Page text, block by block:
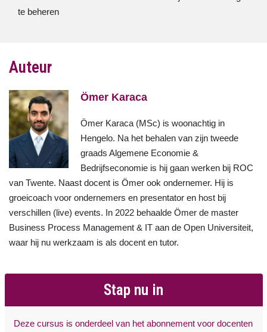
te beheren
Auteur
Ömer Karaca
Ömer Karaca (MSc) is woonachtig in
Hengelo. Na het behalen van zijn tweede
graads Algemene Economie &
Bedrijfseconomie is hij gaan werken bij ROC
van Twente. Naast docent is Ömer ook ondernemer. Hij is
groeicoach voor ondernemers en presentator en host bij
verschillen (live) events. In 2022 behaalde Ömer de master
Business Process Management & IT aan de Open Universiteit,
waar hij nu werkzaam is als docent en tutor.
Stap nu in
Deze cursus is onderdeel van het abonnement voor docenten